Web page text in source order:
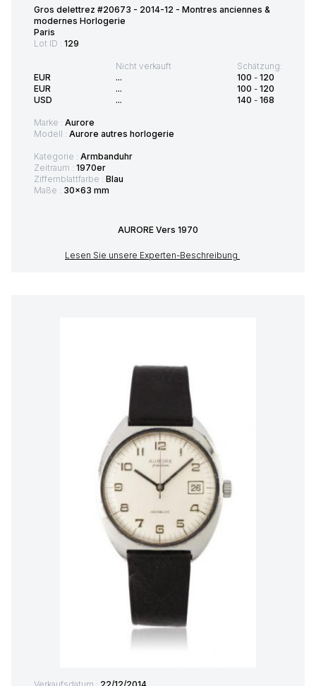
Gros delettrez #20673 - 2014-12 - Montres anciennes &
modernes Horlogerie
Paris
Lot ID : 129
EUR
EUR
USD
Nicht verkauft
...
...
...
Schätzung:
100 - 120
100 - 120
140 - 168
Marke : Aurore
Modell : Aurore autres horlogerie
Kategorie : Armbanduhr
Zeitraum : 1970er
Ziffernblattfarbe : Blau
Maße : 30x63 mm
AURORE Vers 1970
Lesen Sie unsere Experten-Beschreibung